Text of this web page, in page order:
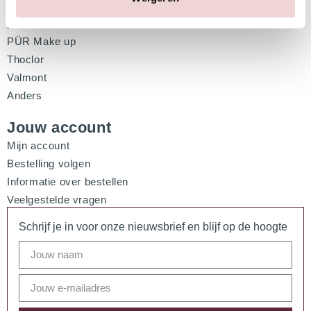
PÜR Make up
Thoclor
Valmont
Anders
Jouw account
Mijn account
Bestelling volgen
Informatie over bestellen
Veelgestelde vragen
Schrijf je in voor onze nieuwsbrief en blijf op de hoogte